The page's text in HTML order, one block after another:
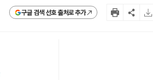
구글 검색 선호 출처로 추가